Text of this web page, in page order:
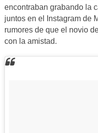
encontraban grabando la
juntos en el Instagram de
rumores de que el novio
con la amistad.